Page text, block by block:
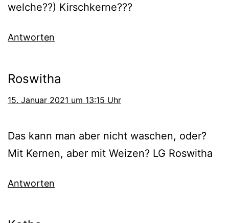
welche??) Kirschkerne???
Antworten
Roswitha
15. Januar 2021 um 13:15 Uhr
Das kann man aber nicht waschen, oder?
Mit Kernen, aber mit Weizen? LG Roswitha
Antworten